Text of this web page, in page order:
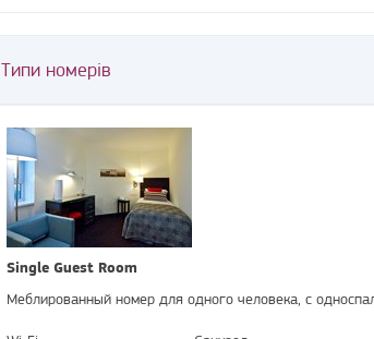
Типи номерів
Single Guest Room
Меблированный номер для одного человека, с